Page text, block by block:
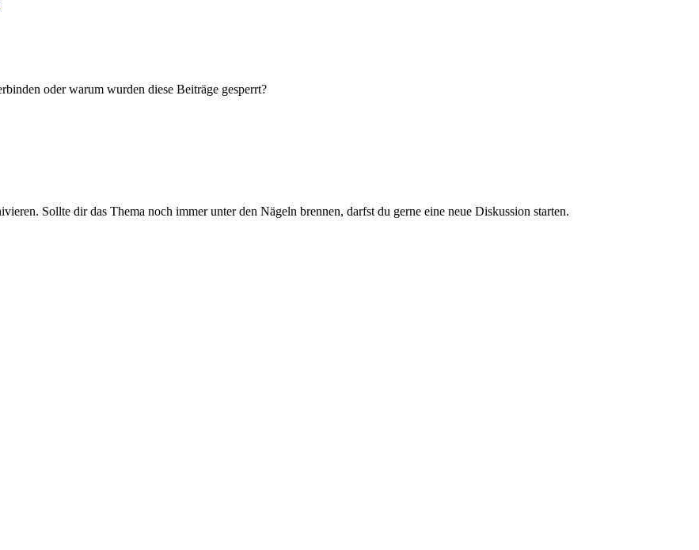
oder warum wurden diese Beiträge gesperrt?
Sollte dir das Thema noch immer unter den Nägeln brennen, darfst du gerne eine neue Diskussion starten.